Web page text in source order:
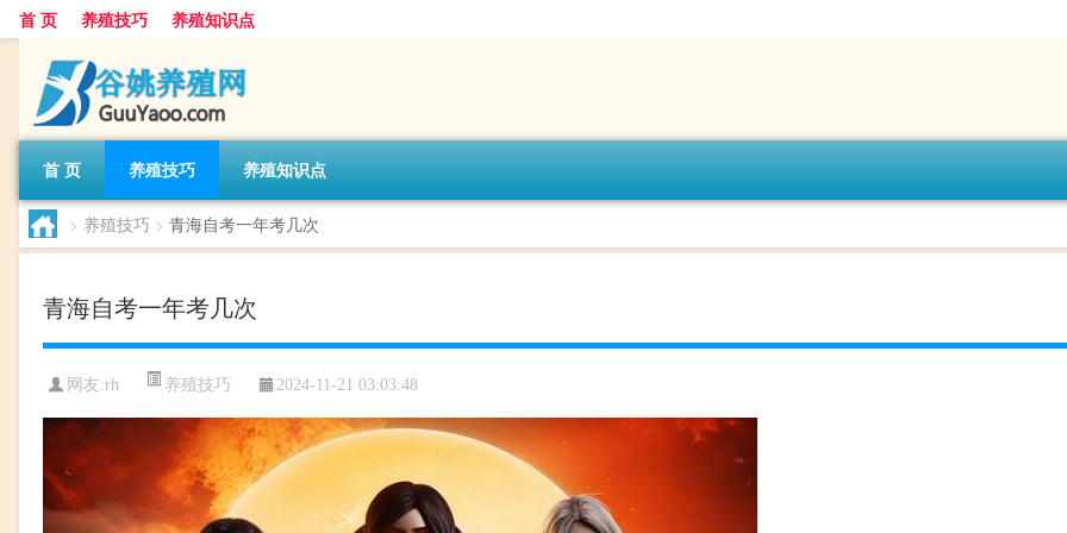
首 页 养殖技巧 养殖知识点
首 页 养殖技巧 养殖知识点
> 养殖技巧 > 青海自考一年考几次
青海自考一年考几次
网友:rh 养殖技巧 2024-11-21 03:03:48